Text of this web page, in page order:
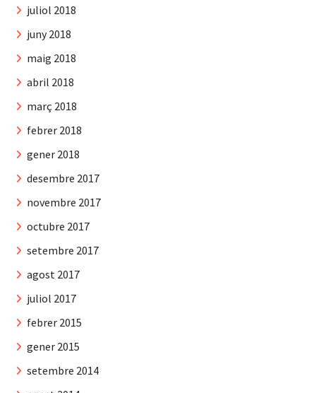
juliol 2018
juny 2018
maig 2018
abril 2018
març 2018
febrer 2018
gener 2018
desembre 2017
novembre 2017
octubre 2017
setembre 2017
agost 2017
juliol 2017
febrer 2015
gener 2015
setembre 2014